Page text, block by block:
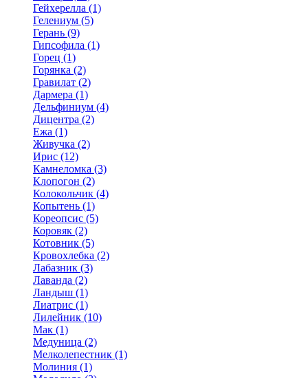
Гейхерелла (1)
Гелениум (5)
Герань (9)
Гипсофила (1)
Горец (1)
Горянка (2)
Гравилат (2)
Дармера (1)
Дельфиниум (4)
Дицентра (2)
Ежа (1)
Живучка (2)
Ирис (12)
Камнеломка (3)
Клопогон (2)
Колокольчик (4)
Копытень (1)
Кореопсис (5)
Коровяк (2)
Котовник (5)
Кровохлебка (2)
Лабазник (3)
Лаванда (2)
Ландыш (1)
Лиатрис (1)
Лилейник (10)
Мак (1)
Медуница (2)
Мелколепестник (1)
Молиния (1)